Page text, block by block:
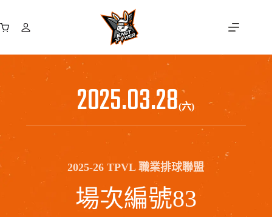
至
購
2025.03.28(六)
2025-26 TPVL 職業排球聯盟
場次編號83